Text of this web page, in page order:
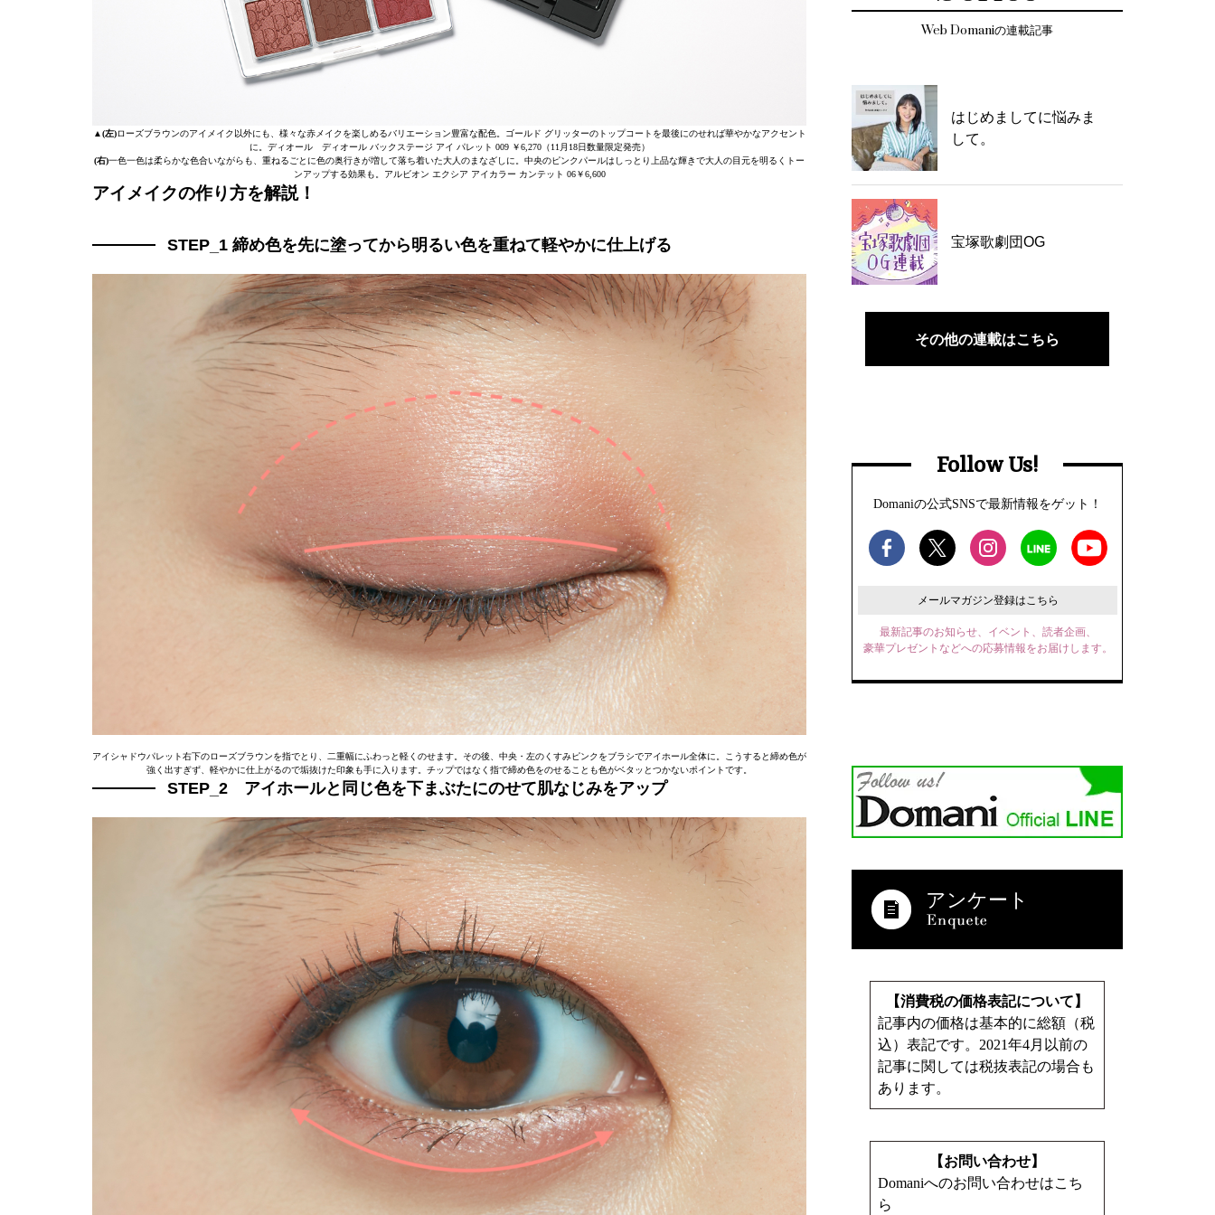
▲(左)ローズブラウンのアイメイク以外にも、様々な赤メイクを楽しめるバリエーション豊富な配色。ゴールド グリッターのトップコートを最後にのせれば華やかなアクセント
に。ディオール ディオール バックステージ アイ パレット 009 ￥6,270（11月18日数量限定発売）
(右)一色一色は柔らかな色合いながらも、重ねるごとに色の奥行きが増して落ち着いた大人のまなざしに。中央のピンクパールはしっとり上品な輝きで大人の目元を明るくトー
ンアップする効果も。アルビオン エクシア アイカラー カンテット 06￥6,600
アイメイクの作り方を解説！
STEP_1 締め色を先に塗ってから明るい色を重ねて軽やかに仕上げる
アイシャドウパレット右下のローズブラウンを指でとり、二重幅にふわっと軽くのせます。その後、中央・左のくすみピンクをブラシでアイホール全体に。こうすると締め色が
強く出すぎず、軽やかに仕上がるので垢抜けた印象も手に入ります。チップではなく指で締め色をのせることも色がベタッとつかないポイントです。
STEP_2 アイホールと同じ色を下まぶたにのせて肌なじみをアップ
Web Domaniの連載記事
はじめましてに悩みま
して。
宝塚歌劇団OG
その他の連載はこちら
Follow Us!
Domaniの公式SNSで最新情報をゲット！
メールマガジン登録はこちら
最新記事のお知らせ、イベント、読者企画、
豪華プレゼントなどへの応募情報をお届けします。
アンケート
【消費税の価格表記について】
記事内の価格は基本的に総額（税
込）表記です。2021年4月以前の
記事に関しては税抜表記の場合も
あります。
【お問い合わせ】
Domaniへのお問い合わせはこち
ら